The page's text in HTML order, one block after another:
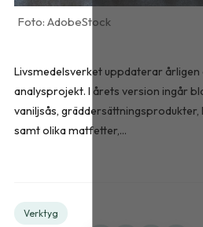
AdobeStock
Livsmedelsverket uppdaterar
analysprojekt. I årets version ingår
vaniljsås,
samt olika matfetter,...
Verktyg